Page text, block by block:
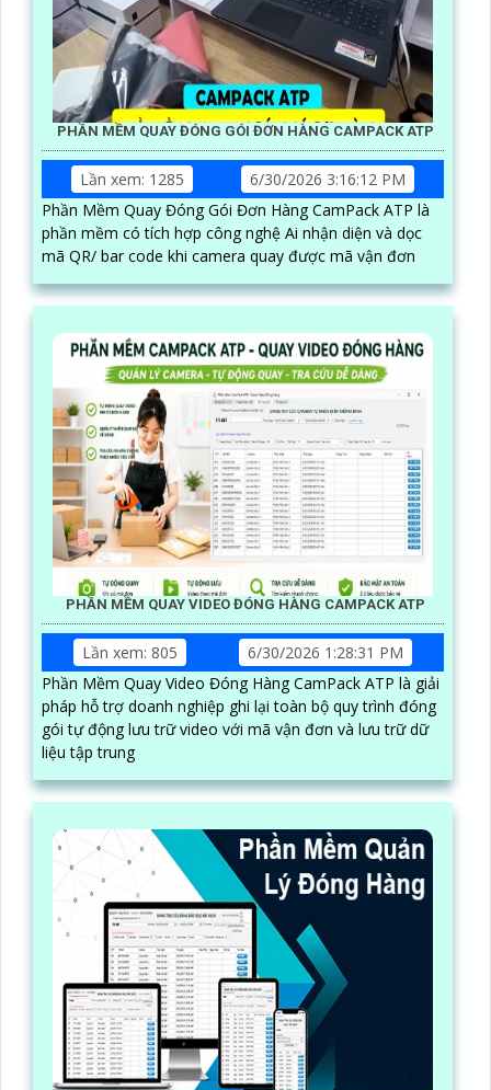
PHẦN MỀM QUAY ĐÓNG GÓI ĐƠN HÀNG CAMPACK ATP
Lần xem: 1285
6/30/2026 3:16:12 PM
Phần Mềm Quay Đóng Gói Đơn Hàng CamPack ATP là
phần mềm có tích hợp công nghệ Ai nhận diện và dọc
mã QR/ bar code khi camera quay được mã vận đơn
PHẦN MỀM QUAY VIDEO ĐÓNG HÀNG CAMPACK ATP
Lần xem: 805
6/30/2026 1:28:31 PM
Phần Mềm Quay Video Đóng Hàng CamPack ATP là giải
pháp hỗ trợ doanh nghiệp ghi lại toàn bộ quy trình đóng
gói tự động lưu trữ video với mã vận đơn và lưu trữ dữ
liệu tập trung